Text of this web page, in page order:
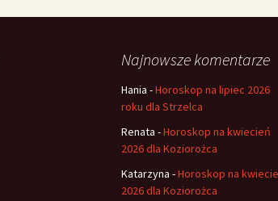
Najnowsze komentarze
Hania -Horoskop na lipiec 2026
roku dla Strzelca
Renata -Horoskop na kwiecień
2026 dla Koziorożca
Katarzyna -Horoskop na
2026 dla Koziorożca